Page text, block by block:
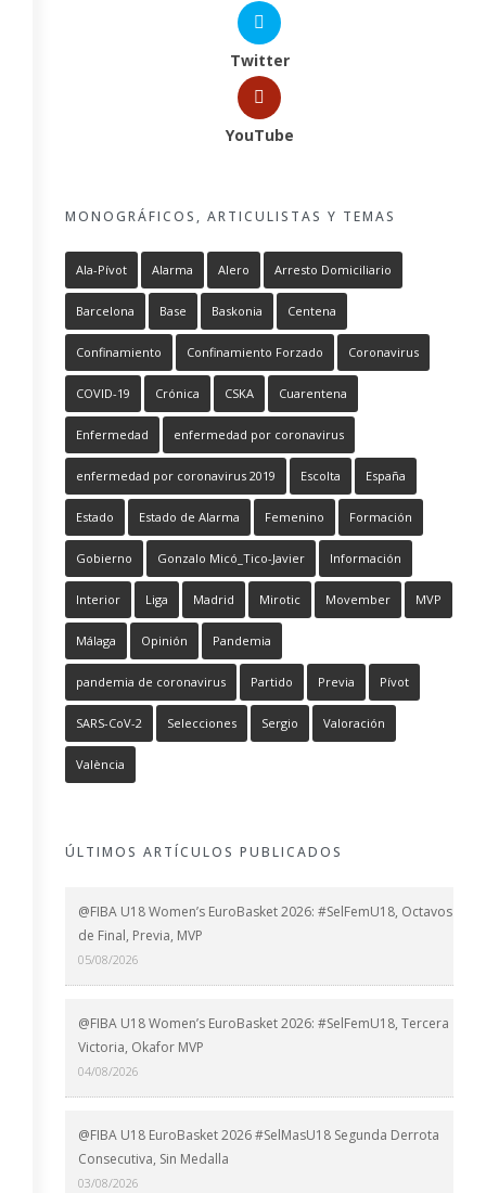
Twitter
YouTube
MONOGRÁFICOS, ARTICULISTAS Y TEMAS
Ala-Pívot Alarma Alero Arresto Domiciliario
Barcelona Base Baskonia Centena
Confinamiento Confinamiento Forzado Coronavirus
COVID-19 Crónica CSKA Cuarentena
Enfermedad enfermedad por coronavirus
enfermedad por coronavirus 2019 Escolta España
Estado Estado de Alarma Femenino Formación
Gobierno Gonzalo Micó_Tico-Javier Información
Interior Liga Madrid Mirotic Movember MVP
Málaga Opinión Pandemia
pandemia de coronavirus Partido Previa Pívot
SARS-CoV-2 Selecciones Sergio Valoración
València
ÚLTIMOS ARTÍCULOS PUBLICADOS
@FIBA U18 Women’s EuroBasket 2026: #SelFemU18, Octavos
de Final, Previa, MVP
05/08/2026
@FIBA U18 Women’s EuroBasket 2026: #SelFemU18, Tercera
Victoria, Okafor MVP
04/08/2026
@FIBA U18 EuroBasket 2026 #SelMasU18 Segunda Derrota
Consecutiva, Sin Medalla
03/08/2026